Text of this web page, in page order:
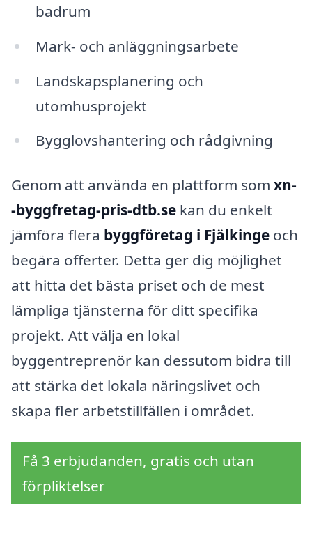
badrum
Mark- och anläggningsarbete
Landskapsplanering och
utomhusprojekt
Bygglovshantering och rådgivning
Genom att använda en plattform som xn-
-byggfretag-pris-dtb.se kan du enkelt
jämföra flera byggföretag i Fjälkinge och
begära offerter. Detta ger dig möjlighet
att hitta det bästa priset och de mest
lämpliga tjänsterna för ditt specifika
projekt. Att välja en lokal
byggentreprenör kan dessutom bidra till
att stärka det lokala näringslivet och
skapa fler arbetstillfällen i området.
Få 3 erbjudanden, gratis och utan
förpliktelser